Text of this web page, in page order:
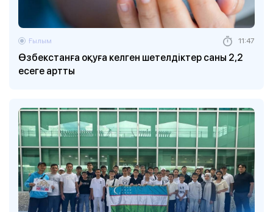
Өзбекстанға оқуға келген шетелдіктер саны 2,2
есеге артты
Ғылым 11:47